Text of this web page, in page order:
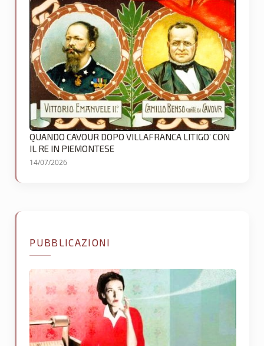
QUANDO CAVOUR DOPO VILLAFRANCA LITIGO’ CON
IL RE IN PIEMONTESE
14/07/2026
PUBBLICAZIONI